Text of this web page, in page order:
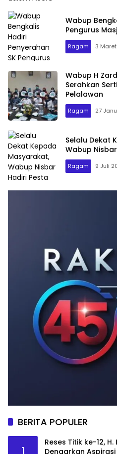
Wabup
Pengurus
Ragam 3 Maret
Wabup H
Serahkan
Pelalawan
Ragam 27
Selalu Dekat
Wabup
Ragam 9 Juli
BERITA POPULER
1
Reses Titik ke-12,
Dengarkan